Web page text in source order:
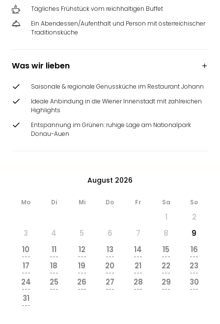
Tägliches Frühstück vom reichhaltigen Buffet
Ein Abendessen/Aufenthalt und Person mit österreichischer
Traditionsküche
Was wir lieben
Saisonale & regionale Genussküche im Restaurant Johann
Ideale Anbindung in die Wiener Innenstadt mit zahlreichen
Highlights
Entspannung im Grünen: ruhige Lage am Nationalpark
Donau-Auen
August 2026
Mo Di Mi Do Fr Sa So
1
2
3
4 5 6 7 8
9
10
---
11
---
12
---
13
---
14
---
15
---
16
---
17
---
18
---
19
---
20
---
21
---
22
---
23
---
24
---
25
---
26
---
27
---
28
---
29
---
30
---
31
---